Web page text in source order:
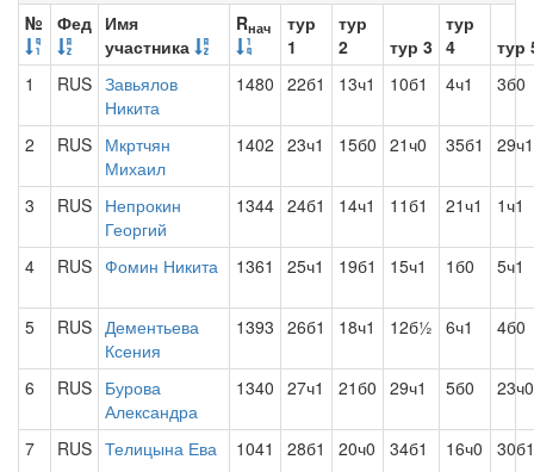
№ Фед Имя
участника
Rнач
тур
1
тур
2
тур 3
тур
4
тур
1
RUS Завьялов
Никита
1480 22б1 13ч1 10б1 4ч1 3б0
2 RUS Мкртчян
Михаил
1402 23ч1 15б0 21ч0 35б1 29ч1
3 RUS Непрокин
Георгий
1344 24б1 14ч1 11б1 21ч1 1ч1
4 RUS Фомин Никита 1361 25ч1 19б1 15ч1 1б0 5ч1
5 RUS Дементьева
Ксения
1393 26б1 18ч1 12б½ 6ч1 4б0
6 RUS Бурова
Александра
1340 27ч1 21б0 29ч1 5б0 23ч0
7 RUS Телицына Ева 1041 28б1 20ч0 34б1 16ч0 30б1